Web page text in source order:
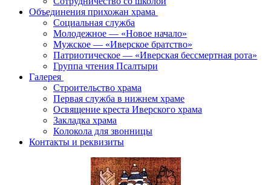
Объединения прихожан храма
Социальная служба
Молодежное — «Новое начало»
Мужское — «Иверское братство»
Патриотическое — «Иверская бессмертная рота»
Группа чтения Псалтыри
Галерея
Строительство храма
Первая служба в нижнем храме
Освящение креста Иверского храма
Закладка храма
Колокола для звонницы
Контакты и реквизиты